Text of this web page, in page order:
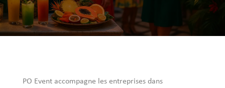
PO Event accompagne les entreprises dans